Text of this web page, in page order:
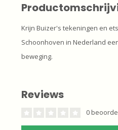
Krijn Buizer's tekeningen en
Schoonhoven in Nederland
beweging.
Reviews
0